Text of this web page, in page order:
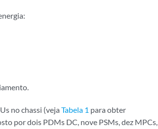
no chassi (veja Tabela 1 para obter
por dois PDMs DC, nove PSMs, dez MPCs,